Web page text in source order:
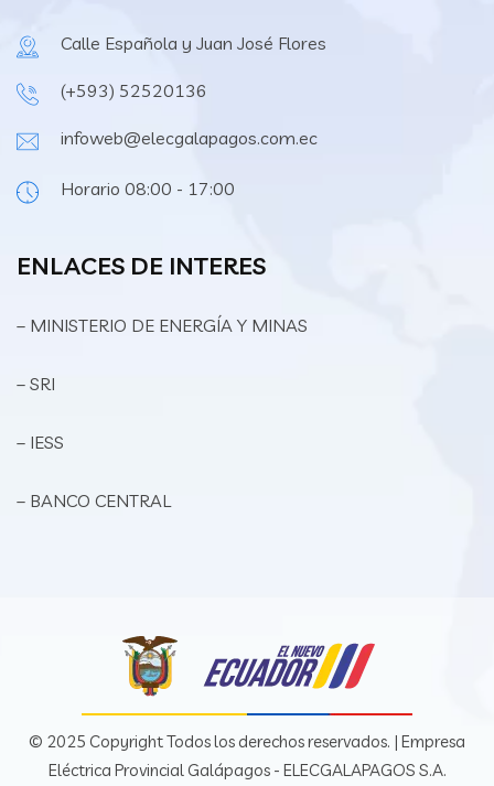
Calle Española y Juan José Flores
(+593) 52520136
infoweb@elecgalapagos.com.ec
Horario 08:00 - 17:00
ENLACES DE INTERES
– MINISTERIO DE ENERGÍA Y MINAS
– SRI
– IESS
– BANCO CENTRAL
© 2025 Copyright Todos los derechos reservados. | Empresa
Eléctrica Provincial Galápagos - ELECGALAPAGOS S.A.